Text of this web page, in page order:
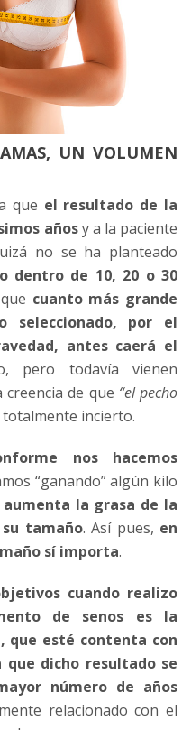
UN VOLUMEN
que el resultado de la
añosy a la paciente
no se ha planteado
dentro de 10, 20 o 30
cuanto más grande
seleccionado, por el
antes caerá el
pero todavía vienen
de que “el pecho
totalmente incierto.
nos hacemos
“ganando” algún kilo
aumenta la grasa de la
tamaño. Así pues, en
sí importa.
cuando realizo
de senos es la
que esté contenta con
dicho resultado se
número de años
relacionado con el